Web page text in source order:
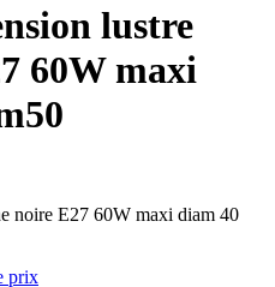
lustre
60W maxi
noire E27 60W maxi diam 40
prix